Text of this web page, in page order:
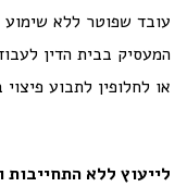
עובד שפוטר ללא
המעסיק בבית הדין
או לחלופין לתבוע
לייעוץ ללא התחייבות